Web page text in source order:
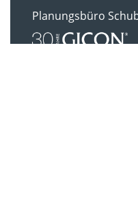
Planungsbüro